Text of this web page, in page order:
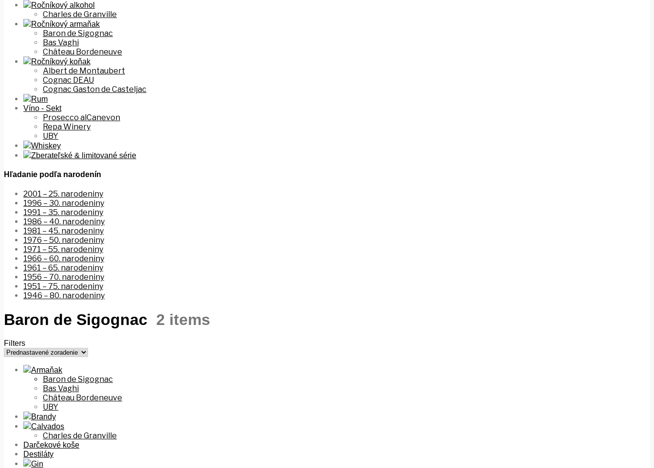
Ročníkový alkohol
Charles de Granville
Ročníkový armaňak
Baron de Sigognac
Bas Vaghi
Château Bordeneuve
Ročníkový koňak
Albert de Montaubert
Cognac DEAU
Cognac Gaston de Casteljac
Rum
Víno - Sekt
Prosecco alCanevon
Repa Winery
UBY
Whiskey
Zberateľské & limitované série
Hľadanie podľa narodenín
2001 – 25. narodeniny
1996 – 30. narodeniny
1991 – 35. narodeniny
1986 – 40. narodeniny
1981 – 45. narodeniny
1976 – 50. narodeniny
1971 – 55. narodeniny
1966 – 60. narodeniny
1961 – 65. narodeniny
1956 – 70. narodeniny
1951 – 75. narodeniny
1946 – 80. narodeniny
Baron de Sigognac 2 items
Filters
Armaňak
Baron de Sigognac
Bas Vaghi
Château Bordeneuve
UBY
Brandy
Calvados
Charles de Granville
Darčekové koše
Destiláty
Gin